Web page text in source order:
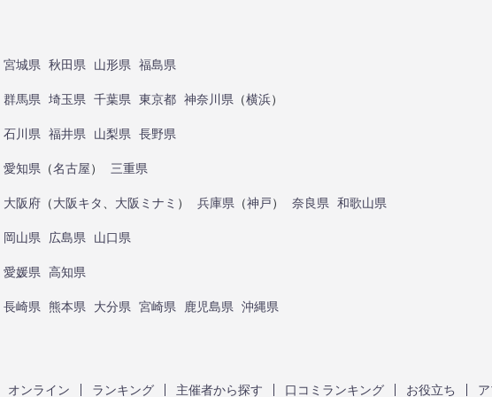
宮城県 秋田県 山形県 福島県
群馬県 埼玉県 千葉県 東京都 神奈川県 （横浜）
石川県 福井県 山梨県 長野県
愛知県 （名古屋） 三重県
大阪府 （大阪キタ 大阪ミナミ ） 兵庫県 （神戸） 奈良県 和歌山県
岡山県 広島県 山口県
愛媛県 高知県
長崎県 熊本県 大分県 宮崎県 鹿児島県 沖縄県
オンライン ランキング 主催者から探す 口コミランキング お役立ち